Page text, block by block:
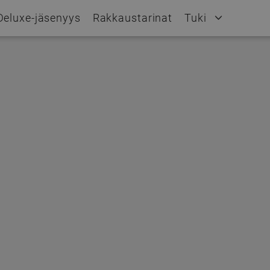
jäsenyys Rakkaustarinat Tuki